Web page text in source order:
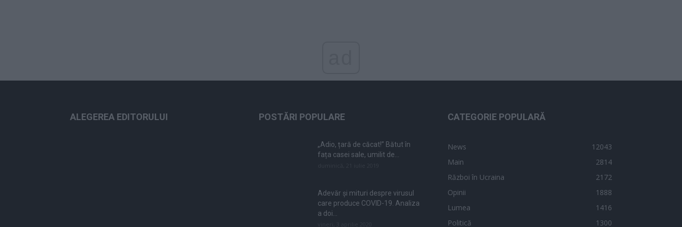
ALEGEREA EDITORULUI POSTĂRI POPULARE
„Adio, țară de căcat!” Bătut în
fața casei sale, umilit de...
Adevăr și mituri despre virusul
care produce COVID-19. Analiza
a doi...
CATEGORIE POPULARĂ
News
12043
Main
2814
Război în Ucraina
2172
Opinii
1888
Lumea
1416
Politică
1300